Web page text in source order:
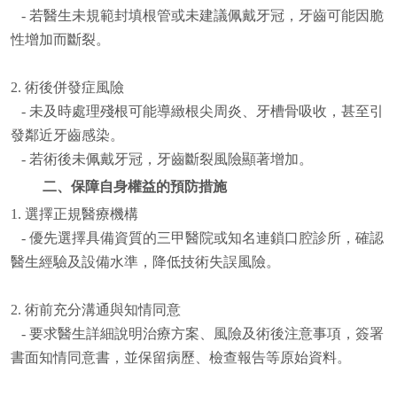
- 若醫生未規範封填根管或未建議佩戴牙冠，牙齒可能因脆
性增加而斷裂。
2. 術後併發症風險
- 未及時處理殘根可能導緻根尖周炎、牙槽骨吸收，甚至引
發鄰近牙齒感染。
- 若術後未佩戴牙冠，牙齒斷裂風險顯著增加。
二、保障自身權益的預防措施
1. 選擇正規醫療機構
- 優先選擇具備資質的三甲醫院或知名連鎖口腔診所，確認
醫生經驗及設備水準，降低技術失誤風險。
2. 術前充分溝通與知情同意
- 要求醫生詳細說明治療方案、風險及術後注意事項，簽署
書面知情同意書，並保留病歷、檢查報告等原始資料。